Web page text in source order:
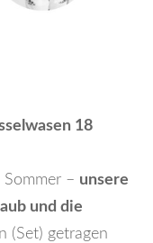
18
– unsere
und die
(Set) getragen